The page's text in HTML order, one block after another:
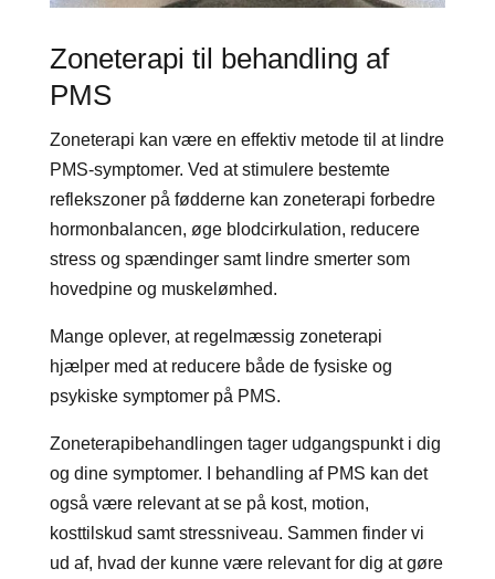
Zoneterapi til behandling af
PMS
Zoneterapi kan være en effektiv metode til at lindre
PMS-symptomer. Ved at stimulere bestemte
reflekszoner på fødderne kan zoneterapi forbedre
hormonbalancen, øge blodcirkulation, reducere
stress og spændinger samt lindre smerter som
hovedpine og muskelømhed.
Mange oplever, at regelmæssig zoneterapi
hjælper med at reducere både de fysiske og
psykiske symptomer på PMS.
Zoneterapibehandlingen tager udgangspunkt i dig
og dine symptomer. I behandling af PMS kan det
også være relevant at se på kost, motion,
kosttilskud samt stressniveau. Sammen finder vi
ud af, hvad der kunne være relevant for dig at gøre